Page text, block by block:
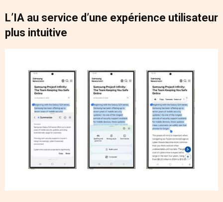
L’IA au service d’une expérience utilisateur
plus intuitive